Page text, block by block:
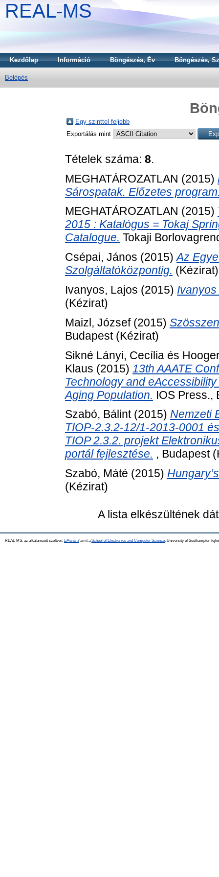
REAL-MS
Kezdőlap Információ Böngészés, Év Böngészés,
Belépés
Egy szinttel feljebb
Exportálás mint
Tételek száma: 8.
MEGHATÁROZATLAN (2015)
Sárospatak. Előzetes
MEGHATÁROZATLAN (2015)
2015 : Katalógus = Tokaj
Catalogue. Tokaji
Csépai, János (2015)Az
Szolgáltatóközpontig. (Kézirat)
Ivanyos, Lajos (2015)
(Kézirat)
Maizl, József(2015)
Budapest (Kézirat)
Sikné Lányi, Cecília és
Klaus (2015) 13th AAATE
Technology and
Aging Population. IOS Press.,
Szabó, Bálint(2015) Nemzeti
TIOP-2.3.2-12/1-2013-0001
TIOP 2.3.2. projekt
portál fejlesztése. , Budapest
Szabó, Máté (2015)
(Kézirat)
A lista elkészültének
REAL-MS, az alkalamzott szoftver: EPrints 3amit a School of Electronics and Computer Science , University of Southampton